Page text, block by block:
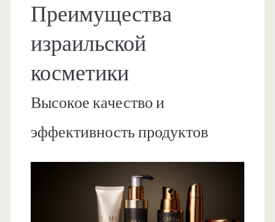
Преимущества
израильской
косметики
Высокое качество и
эффективность продуктов